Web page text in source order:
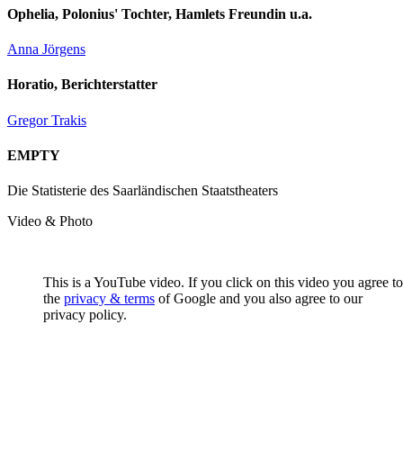
Ophelia, Polonius' Tochter, Hamlets Freundin u.a.
Anna Jörgens
Horatio, Berichterstatter
Gregor Trakis
EMPTY
Die Statisterie des Saarländischen Staatstheaters
Video & Photo
This is a YouTube video. If you click on this video you agree to
the privacy & terms of Google and you also agree to our
privacy policy.